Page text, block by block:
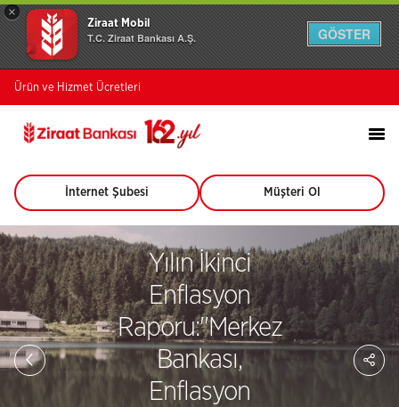
×
Ziraat Mobil
T.C. Ziraat Bankası A.Ş. GÖSTER
Ürün ve Hizmet Ücretleri
İnternet Şubesi
(Bu
sayfa
yeni
pencerede
açılacaktır)
Müşteri Ol
(Bu
sayfa
yeni
pencerede
açılacaktır)
Yılın İkinci
Enflasyon
Raporu:''Merkez
Bankası,
Enflasyon